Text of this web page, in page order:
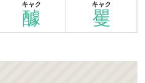
醵
キャク
矍
キャク